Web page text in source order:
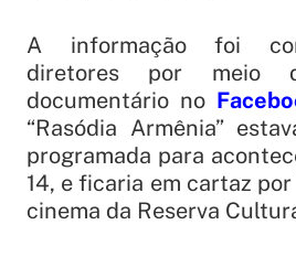
A informação foi
diretores por meio
documentário no
“Rasódia Armênia”
programada para
14, e ficaria em cartaz
cinema da Reserva